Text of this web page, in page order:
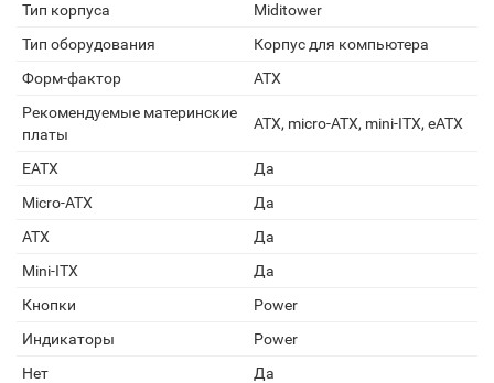
Тип корпуса
Miditower
Тип оборудования
Корпус для компьютера
Форм-фактор
ATX
Рекомендуемые материнские
платы
ATX, micro-ATX, mini-ITX, eATX
EATX
Да
Micro-ATX
Да
ATX
Да
Mini-ITX
Да
Кнопки
Power
Индикаторы
Power
Нет
Да